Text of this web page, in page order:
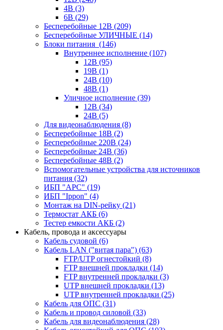
4В (3)
6В (29)
Бесперебойные 12В (209)
Бесперебойные УЛИЧНЫЕ (14)
Блоки питания (146)
Внутреннее исполнение (107)
12В (95)
19В (1)
24В (10)
48В (1)
Уличное исполнение (39)
12В (34)
24В (5)
Для видеонаблюдения (8)
Бесперебойные 18В (2)
Бесперебойные 220В (24)
Бесперебойные 24В (36)
Бесперебойные 48В (2)
Вспомогательные устройства для источников
питания (32)
ИБП "APC" (19)
ИБП "Ippon" (4)
Монтаж на DIN-рейку (21)
Термостат АКБ (6)
Тестер емкости АКБ (2)
Кабель, провода и аксессуары
Кабель судовой (6)
Кабель LAN ("витая пара") (63)
FTP/UTP огнестойкий (8)
FTP внешней прокладки (14)
FTP внутренней прокладки (3)
UTP внешней прокладки (13)
UTP внутренней прокладки (25)
Кабель для ОПС (31)
Кабель и провод силовой (33)
Кабель для видеонаблюдения (28)